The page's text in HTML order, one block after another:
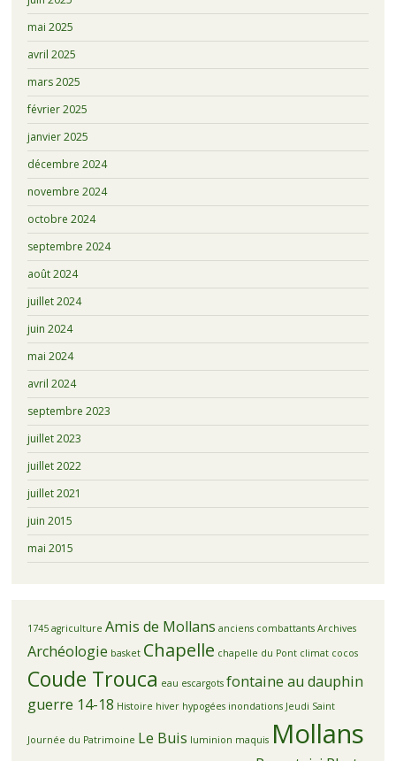
mai 2025
avril 2025
mars 2025
février 2025
janvier 2025
décembre 2024
novembre 2024
octobre 2024
septembre 2024
août 2024
juillet 2024
juin 2024
mai 2024
avril 2024
septembre 2023
juillet 2023
juillet 2022
juillet 2021
juin 2015
mai 2015
1745 agriculture Amis de Mollans anciens combattants Archives
Archéologie basket Chapelle chapelle du Pont climat cocos
Coude Trouca eau escargots fontaine au dauphin
guerre 14-18 Histoire hiver hypogées inondations Jeudi Saint
Journée du Patrimoine Le Buis luminion maquis Mollans